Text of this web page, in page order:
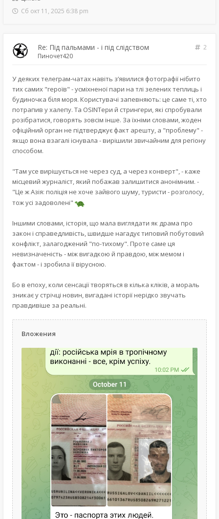
Сб окт 11, 2025 6:38 pm
Re: Під пальмами - і під слідством
2
Пиночет420
У деяких телеграм-чатах навіть з’явилися фотографії нібито
тих самих "героїв" - усміхненої пари на тлі зелених теплиць і
будиночка біля моря. Користувачі запевняють: це саме ті, хто
потрапив у халепу. Та OSINTери й стрингери, які спробували
розібратися, говорять зовсім інше. За їхніми словами, жоден
офіційний орган не підтверджує факт арешту, а "проблему" -
якщо вона взагалі існувала - вирішили звичайним для регіону
способом.
"Там усе вирішується не через суд, а через конверт", - каже
місцевий журналіст, який побажав залишитися анонімним. -
"Це ж Азія: поліція не хоче зайвого шуму, туристи - розголосу,
тож усі задоволені"
Іншими словами, історія, що мала виглядати як драма про
закон і справедливість, швидше нагадує типовий побутовий
конфлікт, залагоджений "по-тихому". Проте саме ця
невизначеність - між вигадкою й правдою, між мемом і
фактом - і зробила її вірусною.
Бо в епоху, коли сенсації творяться в кілька кліків, а мораль
зникає у стрічці новин, вигадані історії нерідко звучать
правдивіше за реальні.
Вложения